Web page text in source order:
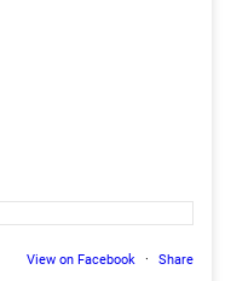
View on Facebook · Share